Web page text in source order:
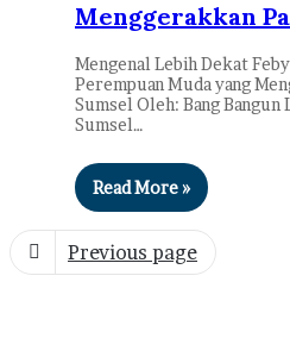
Menggerakkan
Mengenal Lebih Dekat
Perempuan Muda yang
Sumsel Oleh: Bang
Sumsel…
Read More »
Previous page